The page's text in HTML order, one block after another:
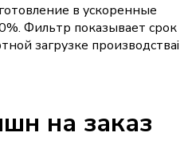
в ускоренные
Фильтр показывает срок
загрузке производстваi
на заказ